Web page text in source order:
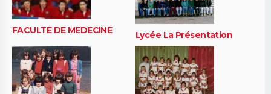
FACULTE DE MEDECINE Lycée La Présentation